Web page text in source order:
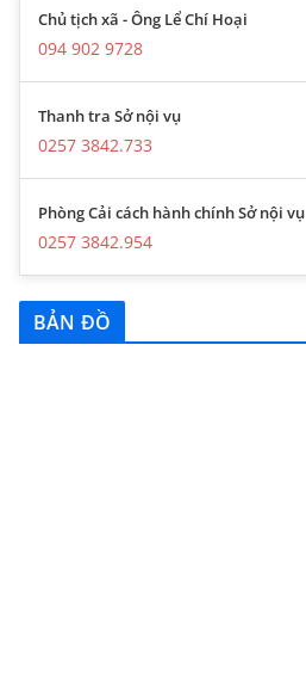
Chủ tịch xã - Ông Lể Chí Hoại
094 902 9728
Thanh tra Sở nội vụ
0257 3842.733
Phòng Cải cách hành chính Sở nội vụ
0257 3842.954
BẢN ĐỒ